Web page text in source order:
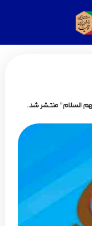
السلام” منتشر شد.